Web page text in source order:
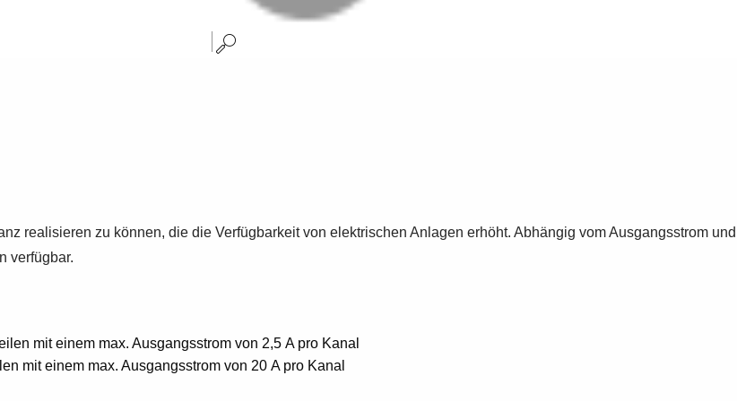
realisieren zu können, die die Verfügbarkeit von elektrischen Anlagen erhöht. Abhängig vom Ausgangsstrom und
verfügbar.
mit einem max. Ausgangsstrom von 2,5 A pro Kanal
mit einem max. Ausgangsstrom von 20 A pro Kanal